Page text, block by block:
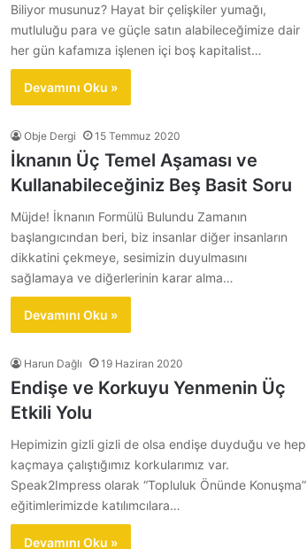
Biliyor musunuz? Hayat bir çelişkiler yumağı,
mutluluğu para ve güçle satın alabileceğimize dair
her gün kafamıza işlenen içi boş kapitalist…
Devamını Oku »
Obje Dergi 15 Temmuz 2020
İknanın Üç Temel Aşaması ve
Kullanabileceğiniz Beş Basit Soru
Müjde! İknanın Formülü Bulundu Zamanın
başlangıcından beri, biz insanlar diğer insanların
dikkatini çekmeye, sesimizin duyulmasını
sağlamaya ve diğerlerinin karar alma…
Devamını Oku »
Harun Dağlı 19 Haziran 2020
Endişe ve Korkuyu Yenmenin Üç
Etkili Yolu
Hepimizin gizli gizli de olsa endişe duyduğu ve hep
kaçmaya çalıştığımız korkularımız var.
Speak2Impress olarak “Topluluk Önünde Konuşma”
eğitimlerimizde katılımcılara…
Devamını Oku »